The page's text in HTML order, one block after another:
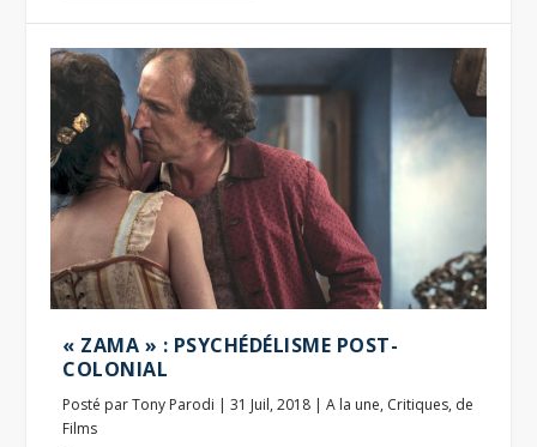
« ZAMA » : PSYCHÉDÉLISME POST-
COLONIAL
Posté parTony Parodi |31 Juil, 2018 |A la une, Critiques, de
Films